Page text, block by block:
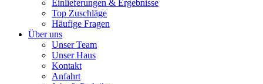
Einlieferungen & Ergebnisse
Top Zuschläge
Häufige Fragen
Über uns
Unser Team
Unser Haus
Kontakt
Anfahrt